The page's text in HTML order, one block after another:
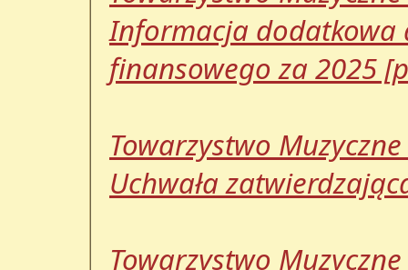
Informacja dodatkowa
finansowego za 2025
Towarzystwo
Uchwała
Towarzystwo